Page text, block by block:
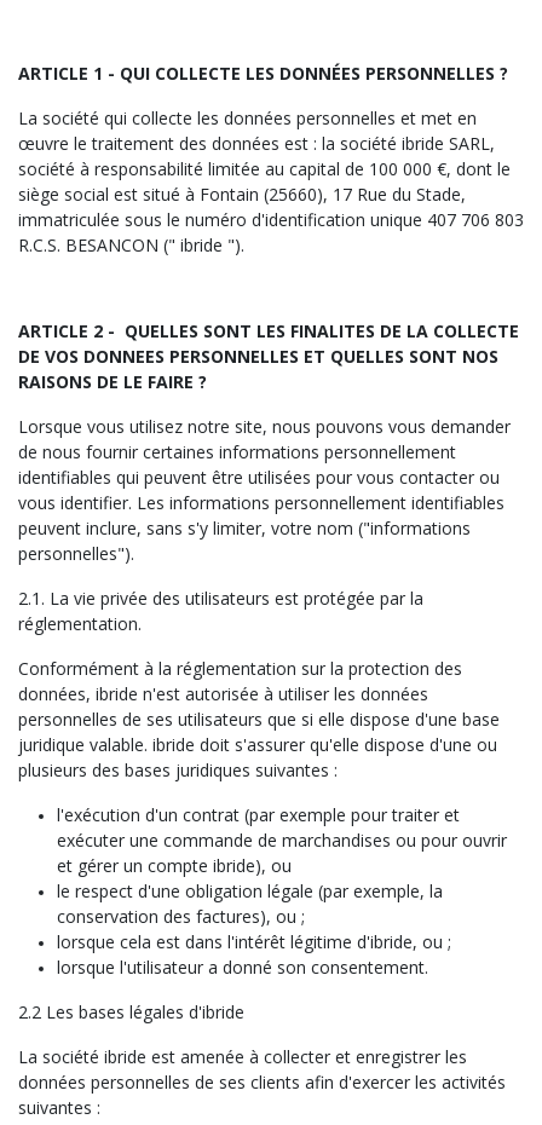
ARTICLE 1 - QUI COLLECTE LES DONNÉES PERSONNELLES ?
La société qui collecte les données personnelles et met en
œuvre le traitement des données est : la société ibride SARL,
société à responsabilité limitée au capital de 100 000 €, dont le
siège social est situé à Fontain (25660), 17 Rue du Stade,
immatriculée sous le numéro d'identification unique 407 706 803
R.C.S. BESANCON (" ibride ").
ARTICLE 2 - QUELLES SONT LES FINALITES DE LA COLLECTE
DE VOS DONNEES PERSONNELLES ET QUELLES SONT NOS
RAISONS DE LE FAIRE ?
Lorsque vous utilisez notre site, nous pouvons vous demander
de nous fournir certaines informations personnellement
identifiables qui peuvent être utilisées pour vous contacter ou
vous identifier. Les informations personnellement identifiables
peuvent inclure, sans s'y limiter, votre nom ("informations
personnelles").
2.1. La vie privée des utilisateurs est protégée par la
réglementation.
Conformément à la réglementation sur la protection des
données, ibride n'est autorisée à utiliser les données
personnelles de ses utilisateurs que si elle dispose d'une base
juridique valable. ibride doit s'assurer qu'elle dispose d'une ou
plusieurs des bases juridiques suivantes :
l'exécution d'un contrat (par exemple pour traiter et
exécuter une commande de marchandises ou pour ouvrir
et gérer un compte ibride), ou
le respect d'une obligation légale (par exemple, la
conservation des factures), ou ;
lorsque cela est dans l'intérêt légitime d'ibride, ou ;
lorsque l'utilisateur a donné son consentement.
2.2 Les bases légales d'ibride
La société ibride est amenée à collecter et enregistrer les
données personnelles de ses clients afin d'exercer les activités
suivantes :